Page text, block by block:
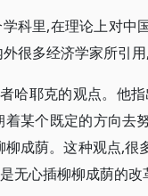
科里,在理论上对中
很多经济学家所引
哈耶克的观点。他
某个既定的方向去
成荫。这种观点,
无心插柳柳成荫的改